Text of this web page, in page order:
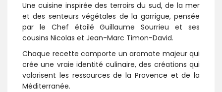
Une cuisine inspirée des terroirs du sud, de la mer
et des senteurs végétales de la garrigue, pensée
par le Chef étoilé Guillaume Sourrieu et ses
cousins Nicolas et Jean-Marc Timon-David.
Chaque recette comporte un aromate majeur qui
crée une vraie identité culinaire, des créations qui
valorisent les ressources de la Provence et de la
Méditerranée.